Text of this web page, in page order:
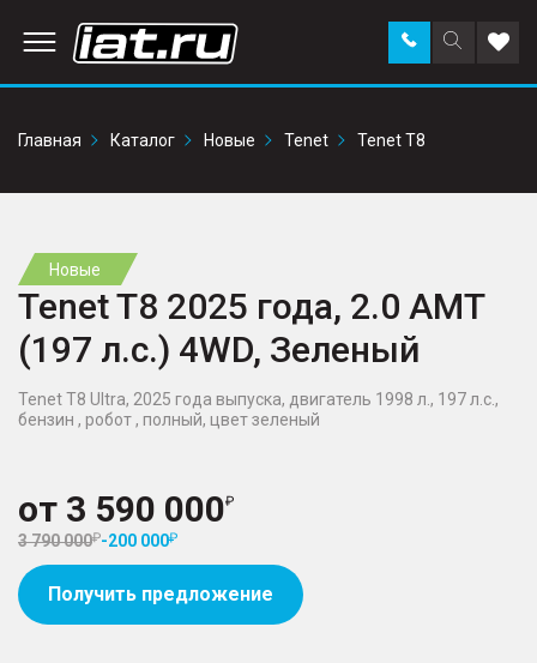
Поиск
по
Заказать
звонок в
Главная
Каталог Новые Tenet Tenet T8
Новые
Tenet T8 2025 года, 2.0 AMT
(197 л.с.) 4WD, Зеленый
Tenet T8 Ultra, 2025 года выпуска, двигатель 1998 л., 197 л.с.,
бензин , робот , полный, цвет зеленый
от 3 590 000
3 790 000 -200 000
Получить предложение